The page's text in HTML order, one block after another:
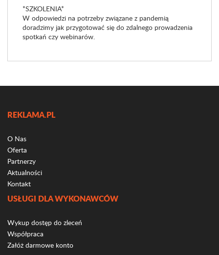
*SZKOLENIA*
W odpowiedzi na potrzeby związane z pandemią
doradzimy jak przygotować się do zdalnego prowadzenia
spotkań czy webinarów.
REKLAMA.PL
O Nas
Oferta
Partnerzy
Aktualności
Kontakt
USŁUGI DLA WYKONAWCÓW
Wykup dostęp do zleceń
Współpraca
Załóż darmowe konto